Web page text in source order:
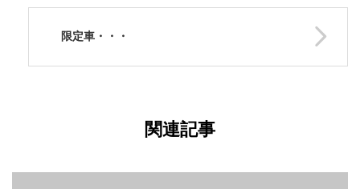
限定車・・・
関連記事